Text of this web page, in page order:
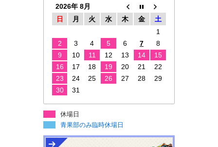
2026年 8月
日
月 火 水 木 金
土
1
2
3 4 5 6 7
8
9
10 11 12 13 14
15
16
17 18 19 20 21
22
23
24 25 26 27 28
29
30
31
休場日
青果部のみ臨時休場日